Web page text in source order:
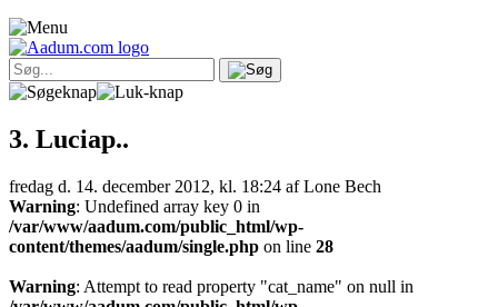
3. Luciap..
fredag d. 14. december 2012, kl. 18:24 af Lone Bech
Warning: Undefined array key 0 in
/var/www/aadum.com/public_html/wp-
content/themes/aadum/single.php on line 28
Warning: Attempt to read property "cat_name" on null in